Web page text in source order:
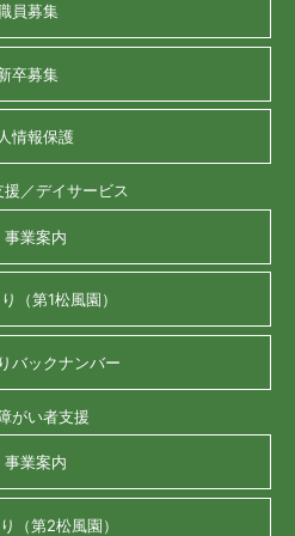
員募集
卒募集
情報保護
援／デイサービス
事業案内
（第1松風園）
バックナンバー
がい者支援
事業案内
（第2松風園）